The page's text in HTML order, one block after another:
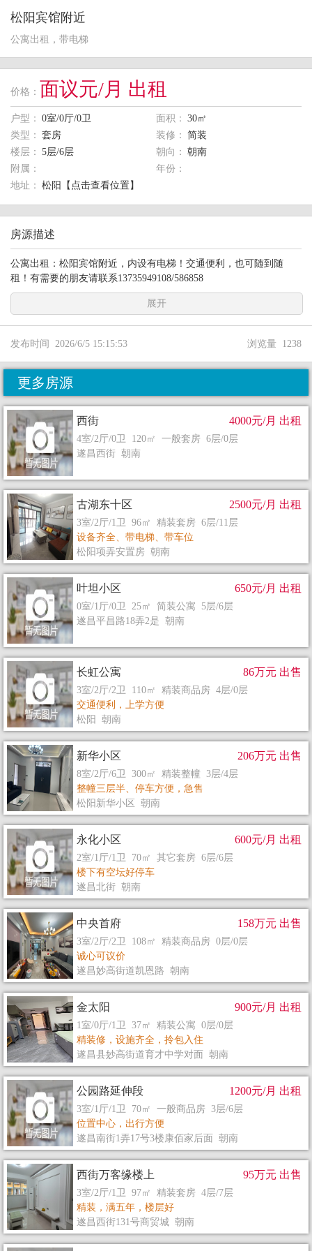
松阳宾馆附近
公寓出租，带电梯
价格： 面议元/月 出租
户型： 0室/0厅/0卫 面积： 30㎡
类型： 套房 装修： 简装
楼层： 5层/6层 朝向： 朝南
附属：
年份：
地址： 松阳【点击查看位置】
房源描述
公寓出租：松阳宾馆附近，内设有电梯！交通便利，也可随到随
租！有需要的朋友请联系13735949108/586858
展开
发布时间 2026/6/5 15:15:53 浏览量 1238
更多房源
西街
4室/2厅/0卫 120㎡ 一般套房 6层/0层
遂昌西街 朝南
4000元/月 出租
古湖东十区
3室/2厅/1卫 96㎡ 精装套房 6层/11层
设备齐全、带电梯、带车位
松阳项弄安置房 朝南
2500元/月 出租
叶坦小区
0室/1厅/0卫 25㎡ 简装公寓 5层/6层
遂昌平昌路18弄2是 朝南
650元/月 出租
长虹公寓
3室/2厅/2卫 110㎡ 精装商品房 4层/0层
交通便利，上学方便
松阳 朝南
86万元 出售
新华小区
8室/2厅/6卫 300㎡ 精装整幢 3层/4层
整幢三层半、停车方便，急售
松阳新华小区 朝南
206万元 出售
永化小区
2室/1厅/1卫 70㎡ 其它套房 6层/6层
楼下有空坛好停车
遂昌北街 朝南
600元/月 出租
中央首府
3室/2厅/2卫 108㎡ 精装商品房 0层/0层
诚心可议价
遂昌妙高街道凯恩路 朝南
158万元 出售
金太阳
1室/0厅/1卫 37㎡ 精装公寓 0层/0层
精装修，设施齐全，拎包入住
遂昌县妙高街道育才中学对面 朝南
900元/月 出租
公园路延伸段
3室/1厅/1卫 70㎡ 一般商品房 3层/6层
位置中心，出行方便
遂昌南街1弄17号3楼康佰家后面 朝南
1200元/月 出租
西街万客缘楼上
3室/2厅/1卫 97㎡ 精装套房 4层/7层
精装，满五年，楼层好
遂昌西街131号商贸城 朝南
95万元 出售